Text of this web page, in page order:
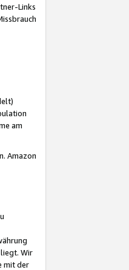
Links
am
Amazon
Wir
mit der